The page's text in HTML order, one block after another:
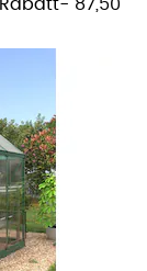
Rabatt- 87,50